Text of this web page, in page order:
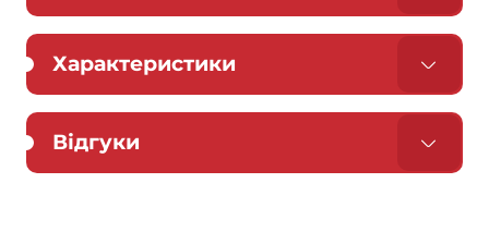
Характеристики
Відгуки